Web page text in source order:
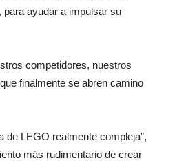
para ayudar a impulsar su
competidores, nuestros
finalmente se abren camino
de LEGO realmente compleja”,
más rudimentario de crear